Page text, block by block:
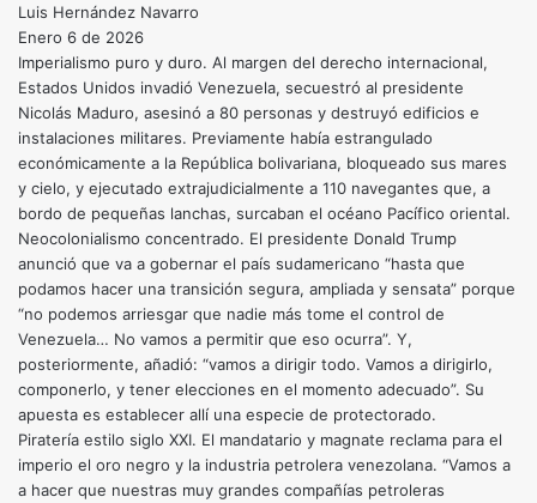
Luis Hernández Navarro
Enero 6 de 2026
Imperialismo puro y duro. Al margen del derecho internacional,
Estados Unidos invadió Venezuela, secuestró al presidente
Nicolás Maduro, asesinó a 80 personas y destruyó edificios e
instalaciones militares. Previamente había estrangulado
económicamente a la República bolivariana, bloqueado sus mares
y cielo, y ejecutado extrajudicialmente a 110 navegantes que, a
bordo de pequeñas lanchas, surcaban el océano Pacífico oriental.
Neocolonialismo concentrado. El presidente Donald Trump
anunció que va a gobernar el país sudamericano “hasta que
podamos hacer una transición segura, ampliada y sensata” porque
“no podemos arriesgar que nadie más tome el control de
Venezuela… No vamos a permitir que eso ocurra”. Y,
posteriormente, añadió: “vamos a dirigir todo. Vamos a dirigirlo,
componerlo, y tener elecciones en el momento adecuado”. Su
apuesta es establecer allí una especie de protectorado.
Piratería estilo siglo XXI. El mandatario y magnate reclama para el
imperio el oro negro y la industria petrolera venezolana. “Vamos a
a hacer que nuestras muy grandes compañías petroleras